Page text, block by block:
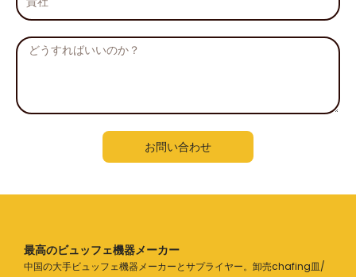
社
メ
ジ
お問い合わせ
最高のビュッフェ機器メーカー
中国の大手ビュッフェ機器メーカーとサプライヤー。卸売chafing皿/